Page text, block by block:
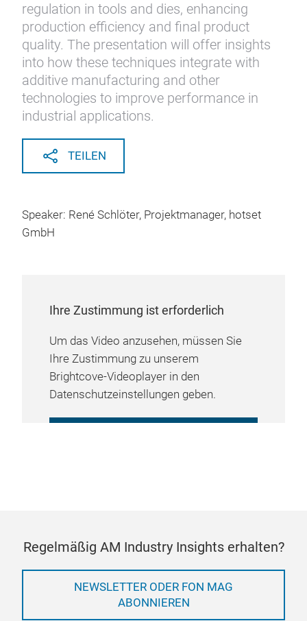
regulation in tools and dies, enhancing
production efficiency and final product
quality. The presentation will offer insights
into how these techniques integrate with
additive manufacturing and other
technologies to improve performance in
industrial applications.
TEILEN
Speaker: René Schlöter, Projektmanager, hotset
GmbH
Ihre Zustimmung ist erforderlich
Um das Video anzusehen, müssen Sie
Ihre Zustimmung zu unserem
Brightcove-Videoplayer in den
Datenschutzeinstellungen geben.
Regelmäßig AM Industry Insights erhalten?
NEWSLETTER ODER FON MAG
ABONNIEREN